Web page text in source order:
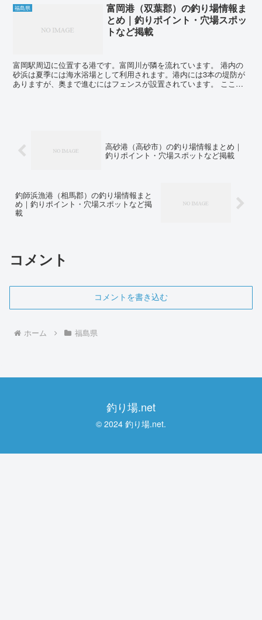
福島県
富岡港（双葉郡）の釣り場情報ま
とめ｜釣りポイント・穴場スポッ
トなど掲載
富岡駅周辺に位置する港です。富岡川が隣を流れています。 港内の
砂浜は夏季には海水浴場として利用されます。港内には3本の堤防が
ありますが、奥まで進むにはフェンスが設置されています。 ここで
高砂港（高砂市）の釣り場情報まとめ｜
釣りポイント・穴場スポットなど掲載
釣師浜漁港（相馬郡）の釣り場情報まと
め｜釣りポイント・穴場スポットなど掲
載
コメント
コメントを書き込む
ホーム 福島県
釣り場.net
© 2024 釣り場.net.